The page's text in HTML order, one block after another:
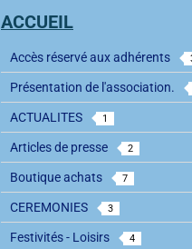
ACCUEIL
Accès réservé aux adhérents
Présentation de l'association.
ACTUALITES 1
Articles de presse 2
Boutique achats 7
CEREMONIES 3
Festivités - Loisirs 4